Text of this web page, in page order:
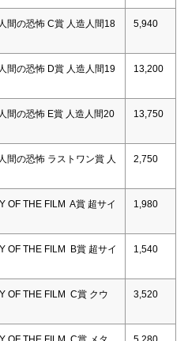
間の恐怖 C賞 人造人間18
5,940
間の恐怖 D賞 人造人間19
13,200
間の恐怖 E賞 人造人間20
13,750
間の恐怖 ラストワン賞 人
2,750
OF THE FILM A賞 超サイ
1,980
OF THE FILM B賞 超サイ
1,540
OF THE FILM C賞 クウ
3,520